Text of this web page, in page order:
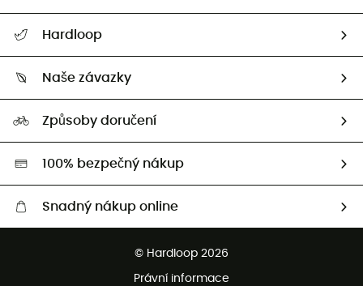
Vrácení zboží a peněz
Hardloop
Naši Ambasadoři
Naše závazky
Second hand
HardGreen
Způsoby doručení
100% bezpečný nákup
Snadný nákup online
Bezplatné vrácení do 100 dnů
© Hardloop 2026
Právní informace